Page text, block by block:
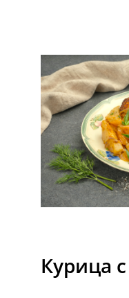
Курица